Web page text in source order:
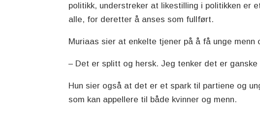
politikk, understreker at likestilling i politikken er
alle, for deretter å anses som fullført.
Muriaas sier at enkelte tjener på å få unge menn
– Det er splitt og hersk. Jeg tenker det er
Hun sier også at det er et spark til partiene og
som kan appellere til både kvinner og menn.